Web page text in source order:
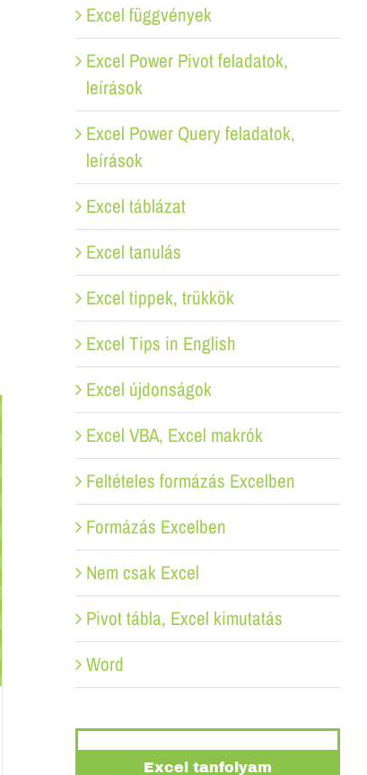
Excel függvények
Excel Power Pivot feladatok,
leírások
Excel Power Query feladatok,
leírások
Excel táblázat
Excel tanulás
Excel tippek, trükkök
Excel Tips in English
Excel újdonságok
Excel VBA, Excel makrók
Feltételes formázás Excelben
Formázás Excelben
Nem csak Excel
Pivot tábla, Excel kimutatás
Word
Excel tanfolyam